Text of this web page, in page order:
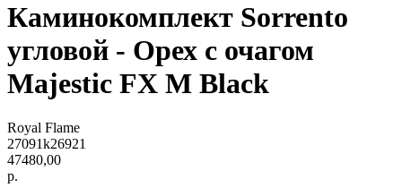
Каминокомплект Sorrento
угловой - Орех с очагом
Majestic FX M Black
Royal Flame
27091k26921
47480,00
р.